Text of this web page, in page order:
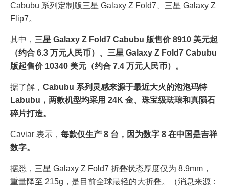
Cabubu 系列定制版三星 Galaxy Z Fold7、三星 Galaxy Z
Flip7。
其中， 三星 Galaxy Z Fold7 Cabubu 版售价 8910 美元起
（约合 6.3 万元人民币）、三星 Galaxy Z Fold7 Cabubu
版起售价 10340 美元（约合 7.4 万元人民币）。
据了解， Cabubu 系列灵感来源于最近大火的泡泡玛特
Labubu，两款机型均采用 24K 金、珠宝级珐琅和真陨石
碎片打造。
Caviar 表示， 每款仅生产 8 台，因为数字 8 在中国是吉祥
数字。
据悉，三星 Galaxy Z Fold7 折叠状态厚度仅为 8.9mm，
重量降至 215g，是目前全球最轻的大折叠。（消息来源：